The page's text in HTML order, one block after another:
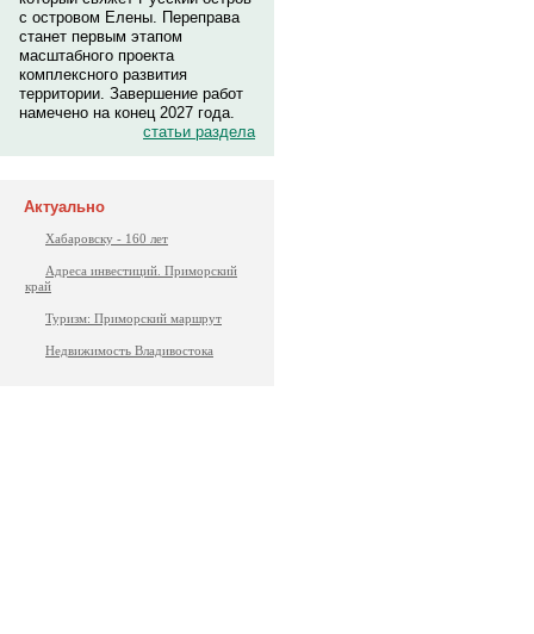
с островом Елены. Переправа
станет первым этапом
масштабного проекта
комплексного развития
территории. Завершение работ
намечено на конец 2027 года.
статьи раздела
Актуально
Хабаровску - 160 лет
Адреса инвестиций. Приморский
край
Туризм: Приморский маршрут
Недвижимость Владивостока